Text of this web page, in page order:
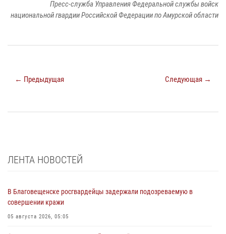
Пресс-служба Управления Федеральной службы войск
национальной гвардии Российской Федерации по Амурской области
← Предыдущая Следующая →
ЛЕНТА НОВОСТЕЙ
В Благовещенске росгвардейцы задержали подозреваемую в
совершении кражи
05 августа 2026, 05:05